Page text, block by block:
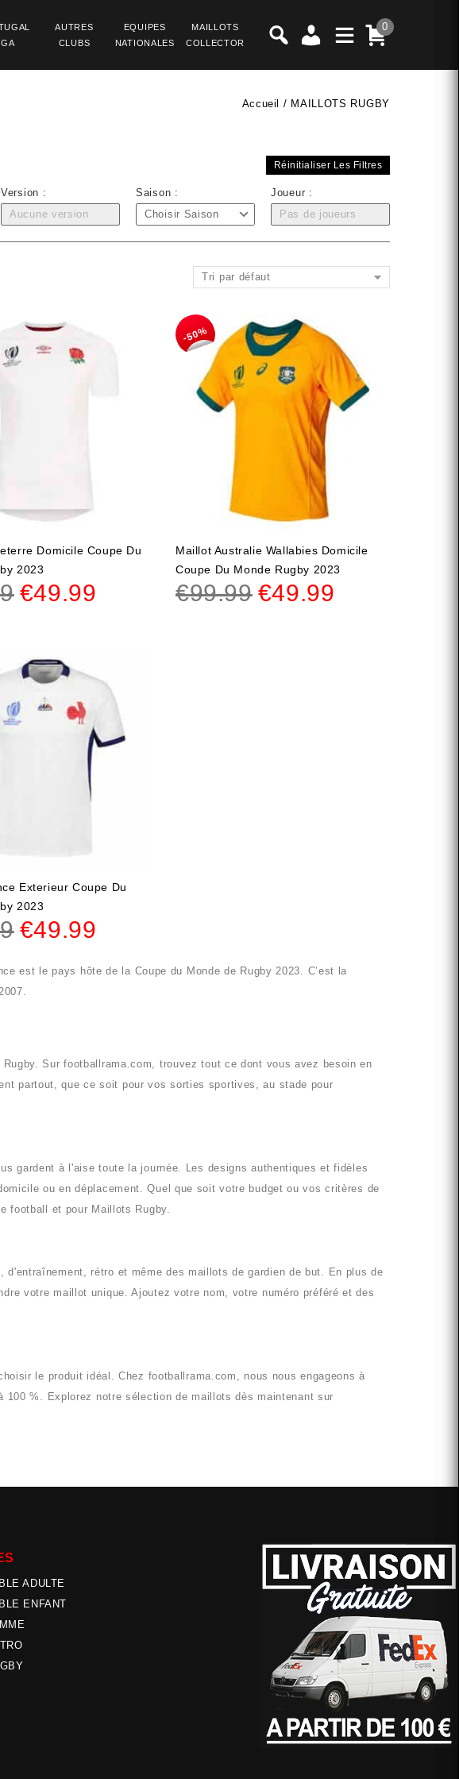
AUTRES
CLUBS
EQUIPES
NATIONALES
MAILLOTS
COLLECTOR
0
Accueil / MAILLOTS RUGBY
Réinitialiser Les Filtres
Version :
Aucune version
Saison :
Choisir Saison
Joueur :
Pas de joueurs
Tri par défaut
Domicile Coupe Du
2023
€49.99
-50%
Maillot Australie Wallabies Domicile
Coupe Du Monde Rugby 2023
€99.99 €49.99
Exterieur Coupe Du
2023
€49.99
est le pays hôte de la Coupe du Monde de Rugby 2023. C’est la
. Surfootballrama.com, trouvez tout ce dont vous avez besoin en
partout, que ce soit pour vos sorties sportives, au stade pour
gardent à l'aise toute la journée. Les designs authentiques et fidèles
ou en déplacement. Quel que soit votre budget ou vos critères de
football et pour Maillots Rugby.
d'entraînement, rétro et même des maillots de gardien de but. En plus de
votre maillot unique. Ajoutez votre nom, votre numéro préféré et des
le produit idéal. Chez footballrama.com , nous nous engageons à
100 %. Explorez notre sélection de maillots dès maintenant sur
ADULTE
ENFANT